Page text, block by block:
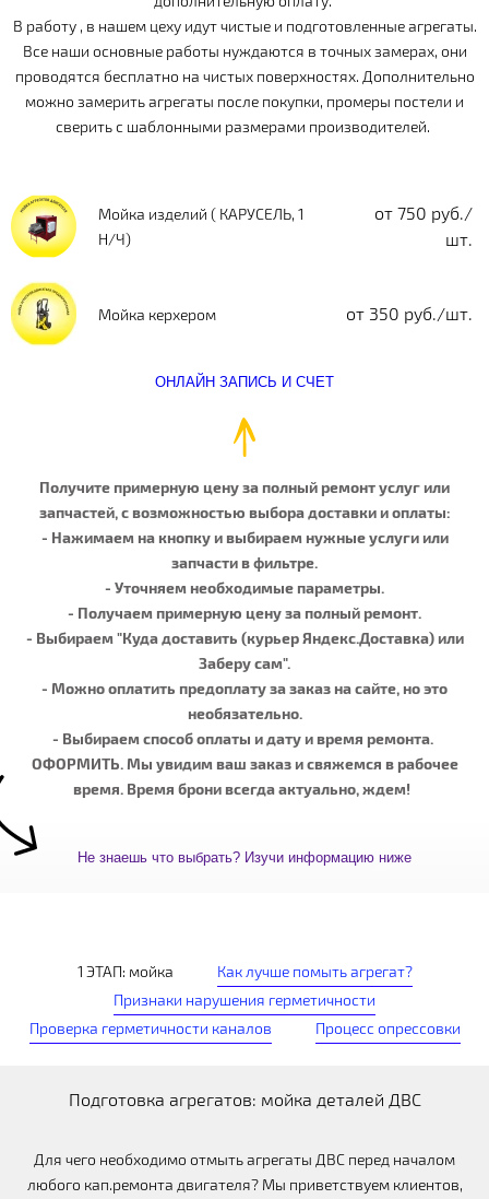
В работу , в нашем цеху идут чистые и подготовленные агрегаты.
Все наши основные работы нуждаются в точных замерах, они
проводятся бесплатно на чистых поверхностях. Дополнительно
можно замерить агрегаты после покупки, промеры постели и
сверить с шаблонными размерами производителей.
Мойка изделий ( КАРУСЕЛЬ, 1
Н/Ч)
от 750 руб./
шт.
Мойка керхером от 350 руб./шт.
ОНЛАЙН ЗАПИСЬ И СЧЕТ
Получите примерную цену за полный ремонт услуг или
запчастей, с возможностью выбора доставки и оплаты:
- Нажимаем на кнопку и выбираем нужные услуги или
запчасти в фильтре.
- Уточняем необходимые параметры.
- Получаем примерную цену за полный ремонт.
- Выбираем "Куда доставить (курьер Яндекс.Доставка) или
Заберу сам".
- Можно оплатить предоплату за заказ на сайте, но это
необязательно.
- Выбираем способ оплаты и дату и время ремонта.
ОФОРМИТЬ. Мы увидим ваш заказ и свяжемся в рабочее
время. Время брони всегда актуально, ждем!
Не знаешь что выбрать? Изучи информацию ниже
1 ЭТАП: мойка
Как лучше помыть агрегат?
Признаки нарушения герметичности
Проверка герметичности каналов
Процесс опрессовки
Подготовка агрегатов: мойка деталей ДВС
Для чего необходимо отмыть агрегаты ДВС перед началом
любого кап.ремонта двигателя? Мы приветствуем клиентов,